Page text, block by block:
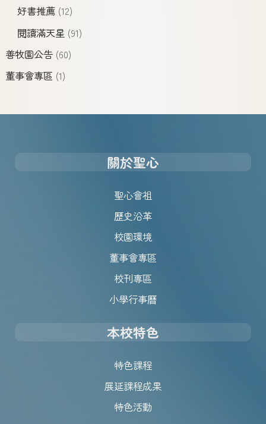
好書推薦(12)
閱讀滿天星 (91)
善牧園公告(60)
董事會專區 (1)
關於聖心
聖心會祖
歷史沿革
校園環境
董事會專區
校刊專區
小學行事曆
本校特色
特色課程
展延課程成果
特色活動